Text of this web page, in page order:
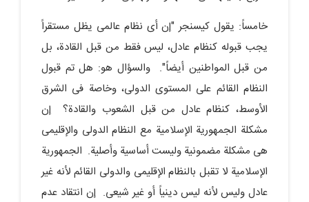
خامساً: یقول کیسنجر "إن أی نظام عالمی یظل مستقراً
یجب قبوله کنظام عادل، لیس فقط من قبل القادة، بل
من قبل المواطنین أیضاً". والسؤال هو: هل تم قبول
النظام القائم على المستوى الدولی، وخاصة فی الشرق
الأوسط، کنظام عادل من قبل الشعوب والقادة؟ إن
مشکلة الجمهوریة الإسلامیة مع النظام الدولی والإقلیمی
هی مشکلة مضمونیة ولیست أساسیة وأصلیة. الجمهوریة
الإسلامیة لا تقبل بالنظام الإقلیمی والدولی القائم لأنه غیر
عادل ولیس لأنه لیس دینیاً أو غیر شیعی. إن انتقاد عدم